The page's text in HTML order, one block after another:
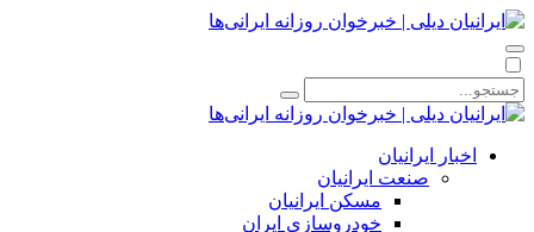
اخبار ایرانیان
صنعت ایرانیان
مسکن ایرانیان
خودروسازی ایران